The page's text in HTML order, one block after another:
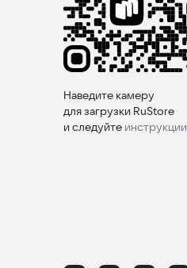
Наведите камеру
для загрузки RuStore
и следуйте инструкции